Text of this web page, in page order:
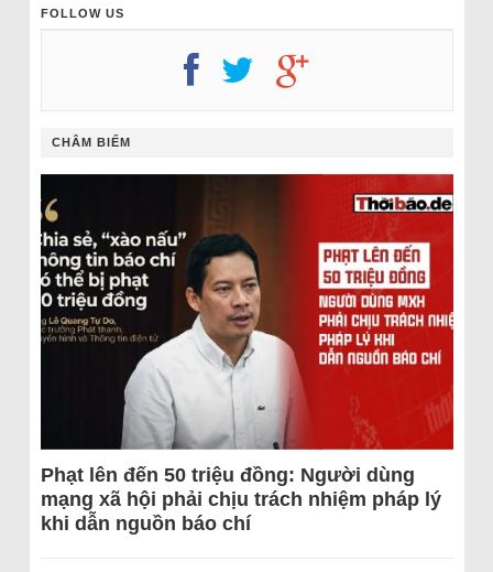
FOLLOW US
CHÂM BIẾM
Phạt lên đến 50 triệu đồng: Người dùng
mạng xã hội phải chịu trách nhiệm pháp lý
khi dẫn nguồn báo chí